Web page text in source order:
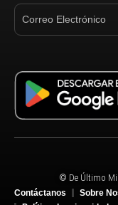
© De Último
Contáctanos
Sobre